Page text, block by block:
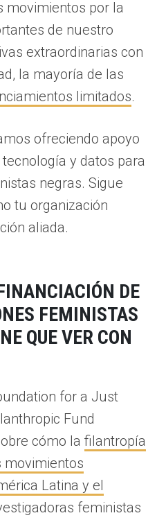
movimientos por la
de nuestro
extraordinarias con
la mayoría de las
limitados.
ofreciendo apoyo
y datos para
negras. Sigue
tu organización
aliada.
DE
FEMINISTAS
QUE VER CON
for a Just
Fund
cómo la filantropía
movimientos
Latina y el
feministas